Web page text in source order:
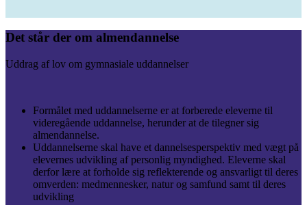
Det står der om almendannelse
Uddrag af lov om gymnasiale uddannelser
Formålet med uddannelserne er at forberede eleverne til
videregående uddannelse, herunder at de tilegner sig
almendannelse.
​​Uddannelserne skal have et dannelsesperspektiv med vægt på
elevernes udvikling af personlig myndighed. Eleverne skal
derfor lære at forholde sig reflekterende og ansvarligt til deres
omverden: medmennesker, natur og samfund samt til deres
udvikling